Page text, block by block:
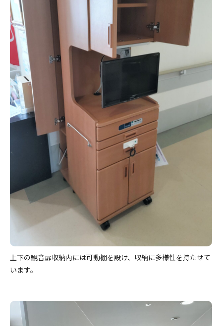
上下の観音扉収納内には可動棚を設け、収納に多様性を持たせて
います。